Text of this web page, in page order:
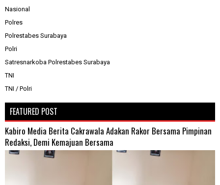
Nasional
Polres
Polrestabes Surabaya
Polri
Satresnarkoba Polrestabes Surabaya
TNI
TNI / Polri
FEATURED POST
Kabiro Media Berita Cakrawala Adakan Rakor Bersama Pimpinan
Redaksi, Demi Kemajuan Bersama